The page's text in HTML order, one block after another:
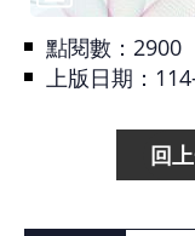
借
點閱數： 2900
上版日期：
回